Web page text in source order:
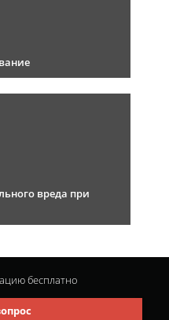
вреда при
бесплатно